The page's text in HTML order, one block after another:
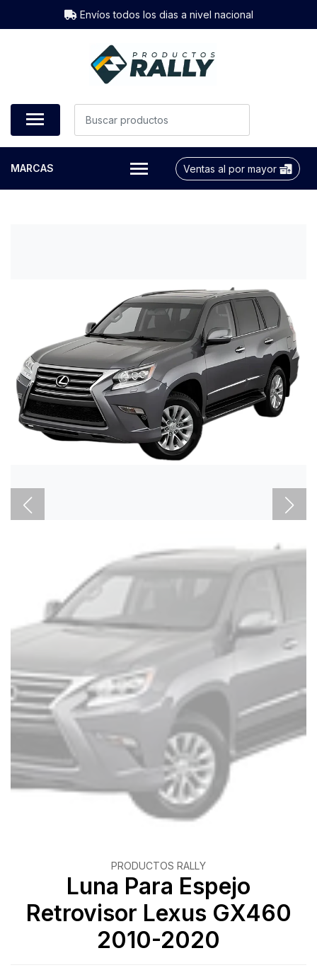
Envíos todos los dias a nivel nacional
MARCAS Ventas al por mayor
PRODUCTOS RALLY
Luna Para Espejo
Retrovisor Lexus GX460
2010-2020